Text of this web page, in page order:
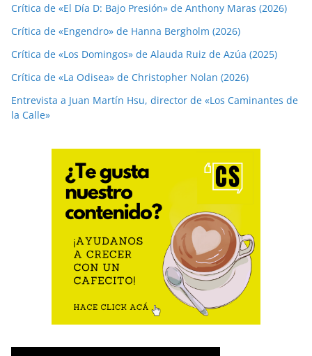
Crítica de «El Día D: Bajo Presión» de Anthony Maras (2026)
Crítica de «Engendro» de Hanna Bergholm (2026)
Crítica de «Los Domingos» de Alauda Ruiz de Azúa (2025)
Crítica de «La Odisea» de Christopher Nolan (2026)
Entrevista a Juan Martín Hsu, director de «Los Caminantes de
la Calle»